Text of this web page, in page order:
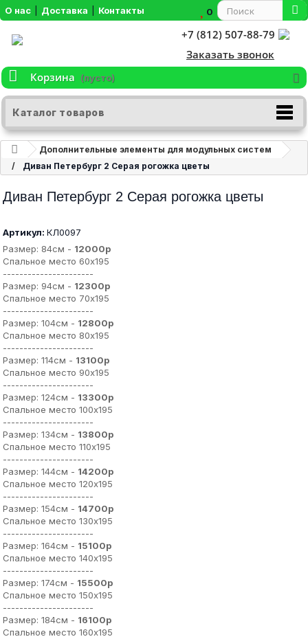
О нас Доставка Контакты 0
+7 (812) 507-88-79
Заказать звонок
Корзина
(пусто)
Каталог товаров
Дополнительные элементы для модульных систем
Диван Петербург 2 Серая рогожка цветы
Диван Петербург 2 Серая рогожка цветы
Артикул: КЛ0097
Размер: 84см - 12000р
Спальное место 60х195
----------------------
Размер: 94см - 12300р
Спальное место 70х195
----------------------
Размер: 104см - 12800р
Спальное место 80х195
----------------------
Размер: 114см - 13100р
Спальное место 90х195
----------------------
Размер: 124см - 13300р
Спальное место 100х195
----------------------
Размер: 134см - 13800р
Спальное место 110х195
----------------------
Размер: 144см - 14200р
Спальное место 120х195
----------------------
Размер: 154см - 14700р
Спальное место 130х195
----------------------
Размер: 164см - 15100р
Спальное место 140х195
----------------------
Размер: 174см - 15500р
Спальное место 150х195
----------------------
Размер: 184см - 16100р
Спальное место 160х195